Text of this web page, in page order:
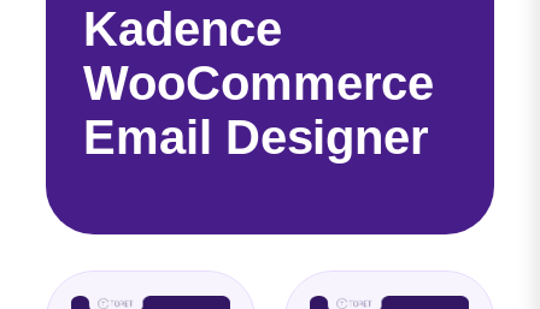
Kadence
WooCommerce
Email Designer